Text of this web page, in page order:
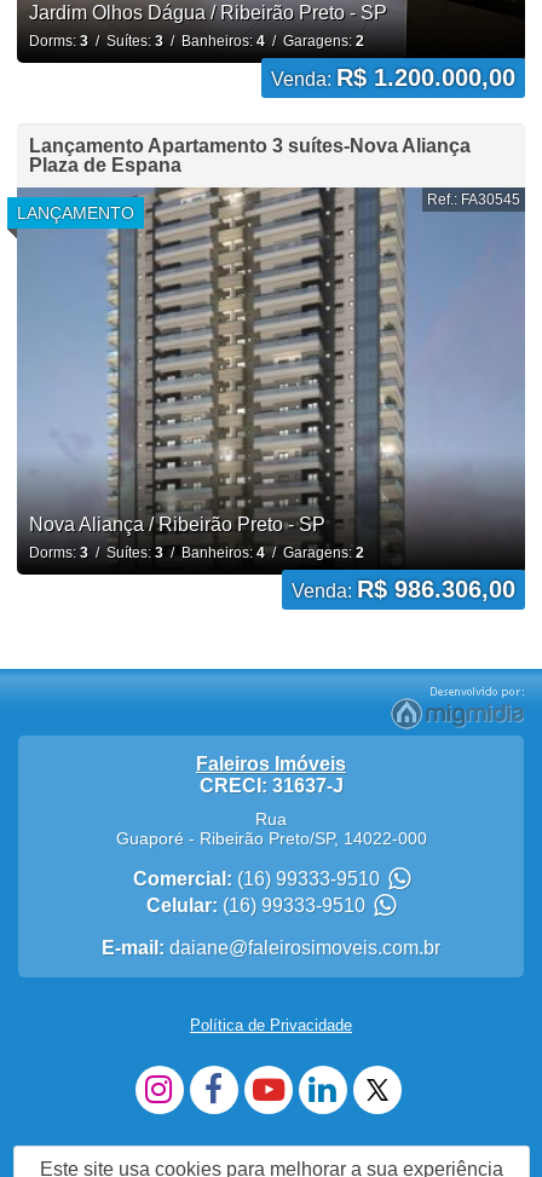
Jardim Olhos Dágua / Ribeirão Preto - SP
Dorms: 3/ Suítes: 3/ Banheiros: 4/ Garagens:2
Venda: R$ 1.200.000,00
Lançamento Apartamento 3 suítes-Nova Aliança
Plaza de Espana
LANÇAMENTO
Ref.: FA30545
Nova Aliança / Ribeirão Preto - SP
Dorms: 3/ Suítes: 3/ Banheiros: 4/ Garagens:2
Venda: R$ 986.306,00
Faleiros Imóveis
CRECI: 31637-J
Rua
Guaporé- Ribeirão Preto/SP, 14022-000
Comercial: (16) 99333-9510
Celular: (16) 99333-9510
E-mail: daiane@faleirosimoveis.com.br
Política de Privacidade
Este site usa cookies para melhorar a sua experiência